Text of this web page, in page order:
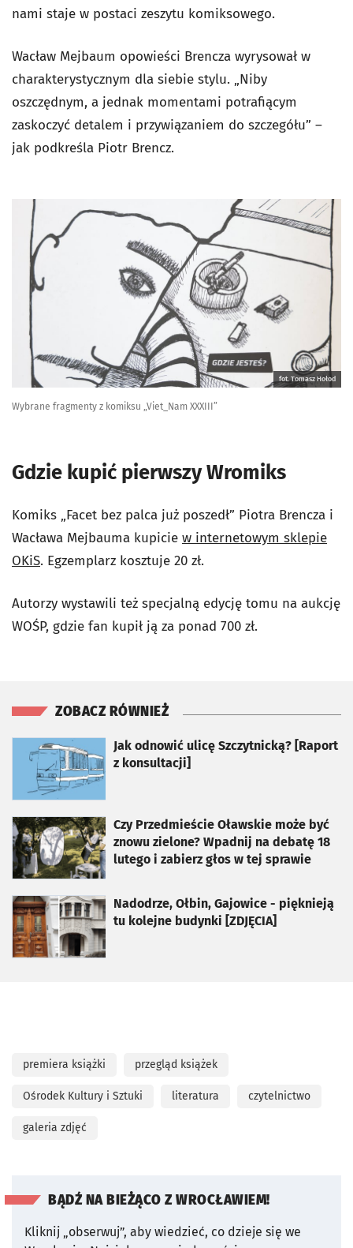
nami staje w postaci zeszytu komiksowego.
Wacław Mejbaum opowieści Brencza wyrysował w
charakterystycznym dla siebie stylu. „Niby
oszczędnym, a jednak momentami potrafiącym
zaskoczyć detalem i przywiązaniem do szczegółu” –
jak podkreśla Piotr Brencz.
fot. Tomasz Hołod
Wybrane fragmenty z komiksu „Viet_Nam XXXIII”
Gdzie kupić pierwszy Wromiks
Komiks „Facet bez palca już poszedł” Piotra Brencza i
Wacława Mejbauma kupicie w internetowym sklepie
OKiS. Egzemplarz kosztuje 20 zł.
Autorzy wystawili też specjalną edycję tomu na aukcję
WOŚP, gdzie fan kupił ją za ponad 700 zł.
ZOBACZ RÓWNIEŻ
Jak odnowić ulicę Szczytnicką? [Raport
z konsultacji]
otworzy się w nowej karcie
Czy Przedmieście Oławskie może być
znowu zielone? Wpadnij na debatę 18
lutego i zabierz głos w tej sprawie
otworzy się w nowej karcie
Nadodrze, Ołbin, Gajowice - pięknieją
tu kolejne budynki [ZDJĘCIA]
otworzy się w nowej karcie
premiera książki przegląd książek
Ośrodek Kultury i Sztuki literatura czytelnictwo
galeria zdjęć
BĄDŹ NA BIEŻĄCO Z WROCŁAWIEM!
Kliknij „obserwuj”, aby wiedzieć, co dzieje się we